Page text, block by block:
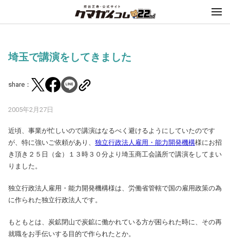
埼玉で講演をしてきました
share：
2005年2月27日
近頃、事業が忙しいので講演はなるべく避けるようにしていたのです
が、特に強いご依頼があり、 独立行政法人雇用・能力開発機構様にお招
き頂き２５日（金）１３時３０分より埼玉商工会議所で講演をしてまい
りました。
独立行政法人雇用・能力開発機構様は、労働省管轄で国の雇用政策の為
に作られた独立行政法人です。
もともとは、炭鉱閉山で炭鉱に働かれている方が困られた時に、その再
就職をお手伝いする目的で作られたとか。